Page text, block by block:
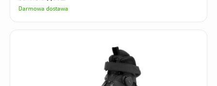
Darmowa dostawa